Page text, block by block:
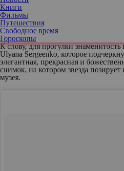
Книги
Фильмы
Путешествия
Свободное время
Гороскопы
Горького и Алмазный фонд.
за компанию в этот прекрасный
раз, но этот визит, пожалуй, самый
восторг Дита Фон Тиз в
К слову, для прогулки знаменитость
Ulyana Sergeenko, которое
элегантная, прекрасная и
снимок, на котором звезда
музея.